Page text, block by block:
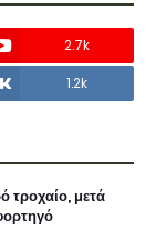
2.7k
1.2k
τροχαίο, μετά